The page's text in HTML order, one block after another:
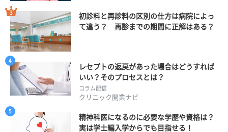
初診料と再診料の区別の仕方は病院によっ
て違う？ 再診までの期間に正解はある？
レセプトの返戻があった場合はどうすれば
いい？そのプロセスとは？
コラム配信
クリニック開業ナビ
精神科医になるのに必要な学歴や資格は？
実は学士編入学からでも目指せる！